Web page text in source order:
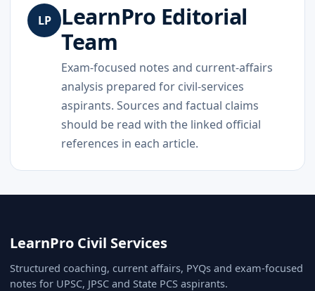
LP
LearnPro Editorial
Team
Exam-focused notes and current-affairs
analysis prepared for civil-services
aspirants. Sources and factual claims
should be read with the linked official
references in each article.
LearnPro Civil Services
Structured coaching, current affairs, PYQs and exam-focused
notes for UPSC, JPSC and State PCS aspirants.